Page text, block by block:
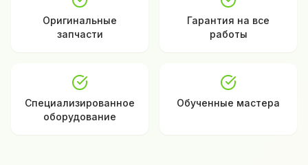
Оригинальные
запчасти
Гарантия на все
работы
Специализированное
оборудование
Обученные мастера